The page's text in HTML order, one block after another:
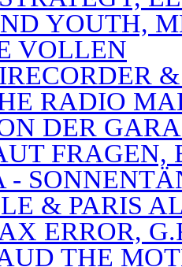
YOUTH,
VOLLEN
RADIO
DER
-
& PARIS
ERROR,
THE